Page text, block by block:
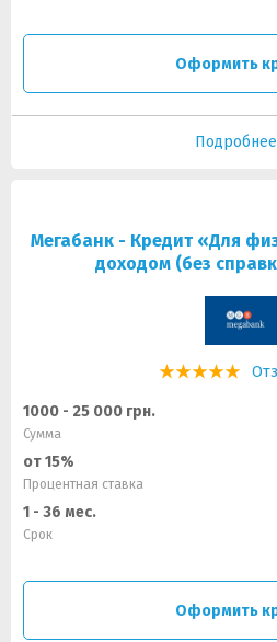
Оформить
Подробнее
Мегабанк - Кредит «Для
доходом (без
1000 - 25 000 грн.
Сумма
от 15%
Процентная ставка
1 - 36 мес.
Срок
Оформить